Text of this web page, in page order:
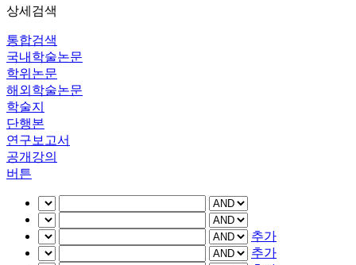
상세검색
통합검색
국내학술논문
학위논문
해외학술논문
학술지
단행본
연구보고서
공개강의
버튼
추가
추가